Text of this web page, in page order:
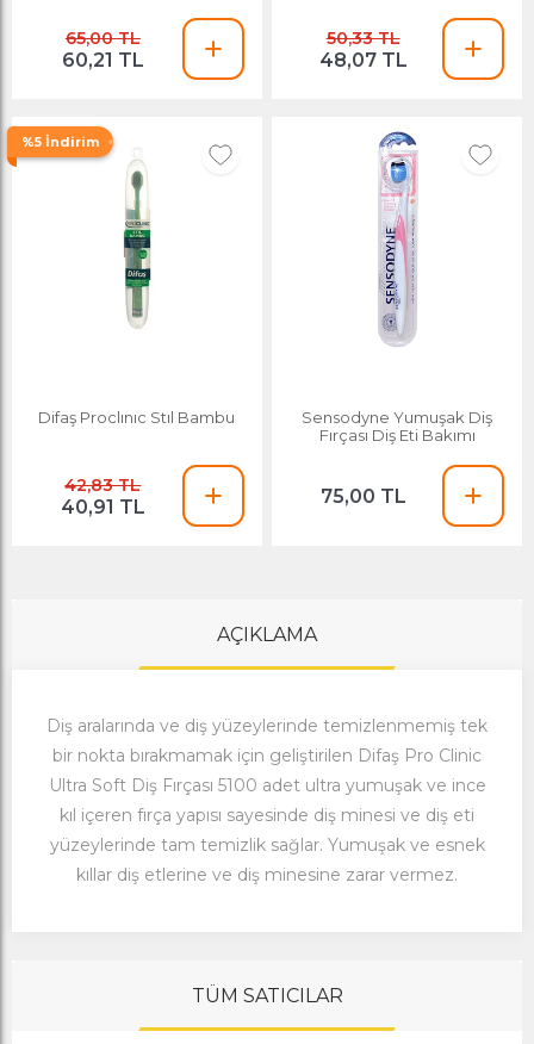
65,00 TL
60,21 TL
50,33 TL
48,07 TL
%5 İndirim
Difaş Proclınıc Stıl Bambu
42,83 TL
40,91 TL
Sensodyne Yumuşak Diş
Fırçası Diş Eti Bakımı
75,00 TL
AÇIKLAMA
Diş aralarında ve diş yüzeylerinde temizlenmemiş tek
bir nokta bırakmamak için geliştirilen Difaş Pro Clinic
Ultra Soft Diş Fırçası 5100 adet ultra yumuşak ve ince
kıl içeren fırça yapısı sayesinde diş minesi ve diş eti
yüzeylerinde tam temizlik sağlar. Yumuşak ve esnek
kıllar diş etlerine ve diş minesine zarar vermez.
TÜM SATICILAR